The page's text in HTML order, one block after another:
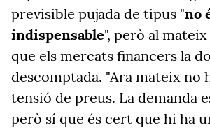
previsible pujada de tipus "no
indispensable", però al
que els mercats financers la
descomptada. "Ara mateix no
tensió de preus. La demanda
però sí que és cert que hi ha